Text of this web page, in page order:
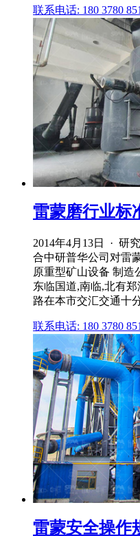
联系电话: 180 3780
雷蒙磨行业标
2014年4月13日 · 研
合中研普华公司对雷
原重型矿山设备 制造
东临国道,南临,北有
路在本市交汇交通十
联系电话: 180 3780
雷蒙安全操作